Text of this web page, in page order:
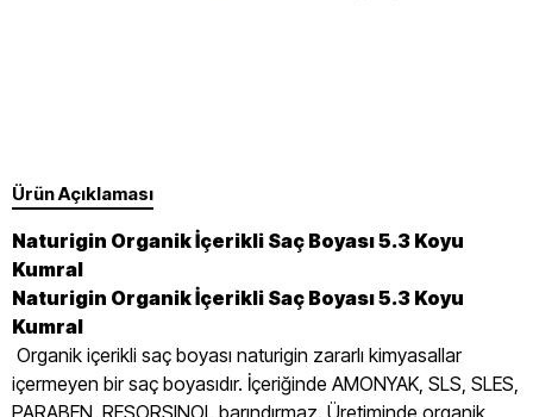
Ürün Açıklaması
Naturigin Organik İçerikli Saç Boyası 5.3 Koyu
Kumral
Naturigin Organik İçerikli Saç Boyası 5.3 Koyu
Kumral
Organik içerikli saç boyası naturigin zararlı kimyasallar
içermeyen bir saç boyasıdır. İçeriğinde AMONYAK, SLS, SLES,
PARABEN, RESORSINOL barındırmaz. Üretiminde organik